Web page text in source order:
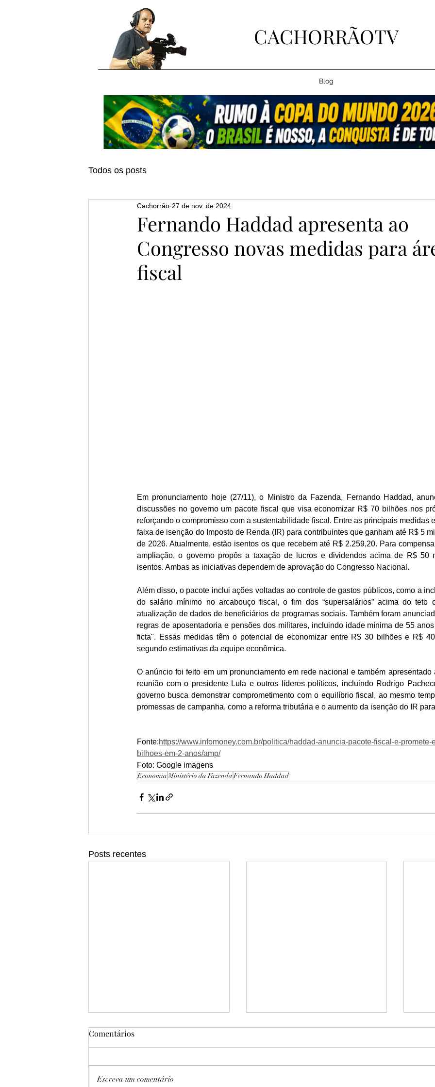
CACHORRÃOTV
Blog
Todos os posts
Fernando Haddad apresenta ao
Congresso novas medidas para
fiscal
Cachorrão 27 de nov. de 2024
Em pronunciamento hoje (27/11), o Ministro da Fazenda, Fernando Haddad,
discussões no governo um pacote fiscal que visa economizar R$ 70 bilhões nos
reforçando o compromisso com a sustentabilidade fiscal. Entre as principais medidas
faixa de isenção do Imposto de Renda (IR) para contribuintes que ganham até R$ 5
de 2026. Atualmente, estão isentos os que recebem até R$ 2.259,20. Para
ampliação, o governo propôs a taxação de lucros e dividendos acima de R$ 50
isentos. Ambas as iniciativas dependem de aprovação do Congresso Nacional.
Além disso, o pacote inclui ações voltadas ao controle de gastos públicos, como a
do salário mínimo no arcabouço fiscal, o fim dos “supersalários” acima do teto
atualização de dados de beneficiários de programas sociais. Também foram
regras de aposentadoria e pensões dos militares, incluindo idade mínima de 55
ficta". Essas medidas têm o potencial de economizar entre R$ 30 bilhões e R$
segundo estimativas da equipe econômica.
O anúncio foi feito em um pronunciamento em rede nacional e também apresentado
reunião com o presidente Lula e outros líderes políticos, incluindo Rodrigo
governo busca demonstrar comprometimento com o equilíbrio fiscal, ao mesmo
promessas de campanha, como a reforma tributária e o aumento da isenção do IR
Fonte:https://www.infomoney.com.br/politica/haddad-anuncia-pacote-fiscal-e-promete-
bilhoes-em-2-anos/amp/
Foto: Google imagens
EconomiaMinistério da FazendaFernando Haddad
Posts recentes
Comentários
Escreva um comentário